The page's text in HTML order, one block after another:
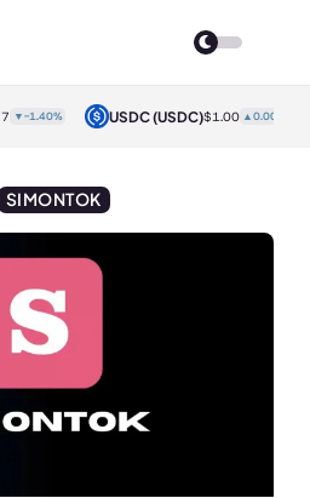
▼-1.40% USDC(USDC)$1.00▲0.00%
SIMONTOK